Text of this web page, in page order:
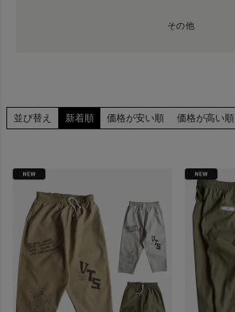
その他
並び替え 新着順 価格が安い順 価格が高い順